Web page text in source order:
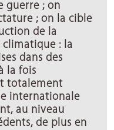
guerre ; on
; on la cible
de la
: la
dans des
la fois
totalement
internationale
au niveau
de plus en